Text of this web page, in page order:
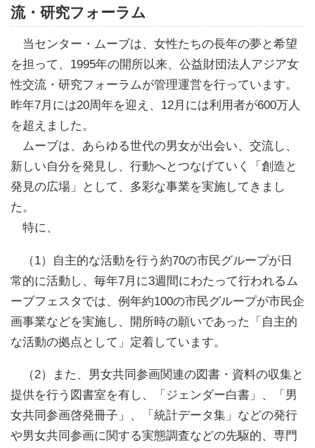
流・研究フォーラム
当センター・ムーブは、女性たちの長年の夢と希望
を担って、1995年の開所以来、公益財団法人アジア女
性交流・研究フォーラムが管理運営を行っています。
昨年7月には20周年を迎え、12月には利用者が600万人
を超えました。
ムーブは、あらゆる世代の男女が出会い、交流し、
新しい自分を発見し、行動へとつなげていく「創造と
発見の広場」として、多彩な事業を実施してきまし
た。
特に、
（1）自主的な活動を行う約70の市民グループが日
常的に活動し、毎年7月に3週間にわたって行われるム
ーブフェスタでは、例年約100の市民グループが市民企
画事業などを実施し、開所時の願いであった「自主的
な活動の拠点として」定着しています。
（2）また、男女共同参画関連の図書・資料の収集と
提供を行う図書室を有し、「ジェンダー白書」、「男
女共同参画啓発冊子」、「統計データ集」などの発行
や男女共同参画に関する実態調査などの先駆的、専門